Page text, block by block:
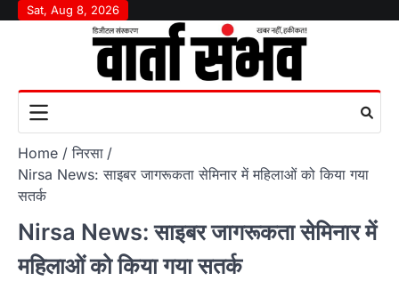
SkipSat, Aug 8, 2026
Home
निरसा
Nirsa News: साइबर जागरूकता सेमिनार में महिलाओं को किया गया
सतर्क
Nirsa News: साइबर जागरूकता सेमिनार में
महिलाओं को किया गया सतर्क